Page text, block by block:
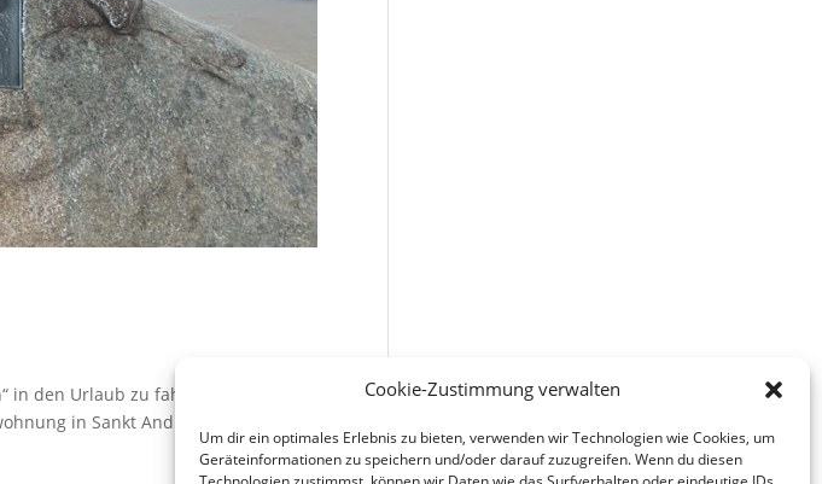
Cookie-Zustimmung verwalten
Um dir ein optimales Erlebnis zu bieten, verwenden wir Technologien wie Cookies, um
Geräteinformationen zu speichern und/oder darauf zuzugreifen. Wenn du diesen
in den Urlaub zu fahren und aus
in Sankt Andreasberg war